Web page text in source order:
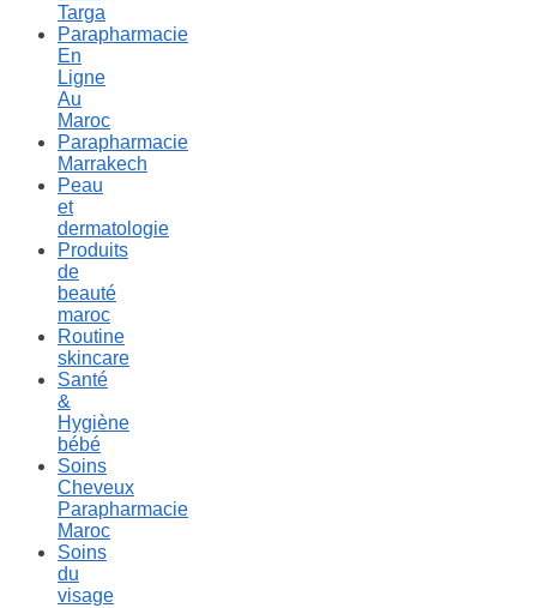
Targa
Parapharmacie
En
Ligne
Au
Maroc
Parapharmacie
Marrakech
Peau
et
dermatologie
Produits
de
beauté
maroc
Routine
skincare
Santé
&
Hygiène
bébé
Soins
Cheveux
Parapharmacie
Maroc
Soins
du
visage